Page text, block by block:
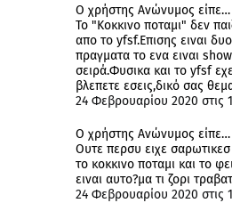
Ο χρήστης Ανώνυμος είπε…
Το "Κοκκινο ποταμι" δεν
απο το yfsf.Επισης ειναι
πραγματα το ενα ειναι
σειρά.Φυσικα και το yfsf
βλεπετε εσεις,δικό σας
24 Φεβρουαρίου 2020 στις
Ο χρήστης Ανώνυμος είπε…
Ουτε περσυ ειχε σαρωτικεσ
το κοκκινο ποταμι και το
ειναι αυτο?μα τι ζορι
24 Φεβρουαρίου 2020 στις